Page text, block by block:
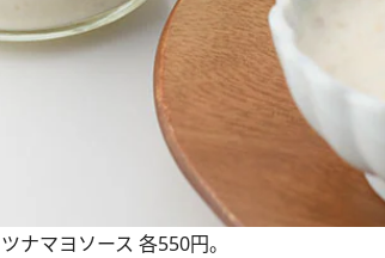
ナマヨソース 各550円。